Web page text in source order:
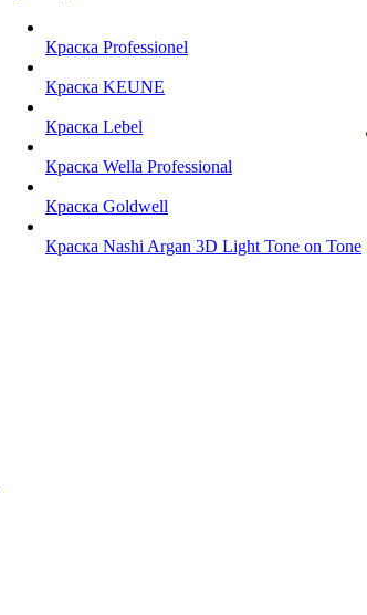
Краска Professionel
Краска KEUNE
Краска Lebel
Краска Wella Professional
Краска Goldwell
Краска Nashi Argan 3D Light Tone on Tone